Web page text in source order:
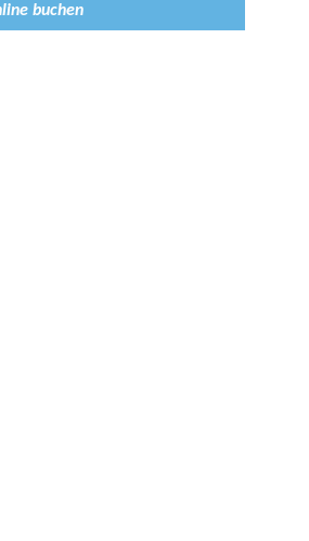
buchen